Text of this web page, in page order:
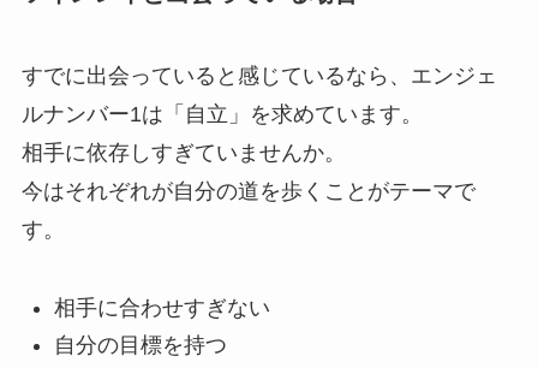
すでに出会っていると感じているなら、エンジェ
ルナンバー1は「自立」を求めています。
相手に依存しすぎていませんか。
今はそれぞれが自分の道を歩くことがテーマで
す。
相手に合わせすぎない
自分の目標を持つ